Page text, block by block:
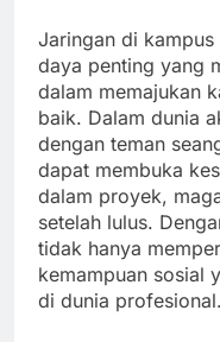
Jaringan di kampus
daya penting yang
dalam memajukan
baik. Dalam dunia
dengan teman
dapat membuka
dalam proyek,
setelah lulus.
tidak hanya
kemampuan sosial
di dunia profesional.